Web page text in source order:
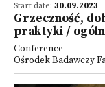
Start date: 30.09.2023
Grzeczność,
praktyki /
Conference
Ośrodek Badawczy